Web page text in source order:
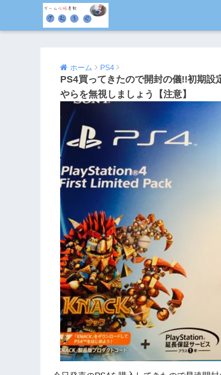
ホーム PS4
PS4買ってきたので開封の儀!!初期
やらを無視しましょう【注意】
2014/02/22